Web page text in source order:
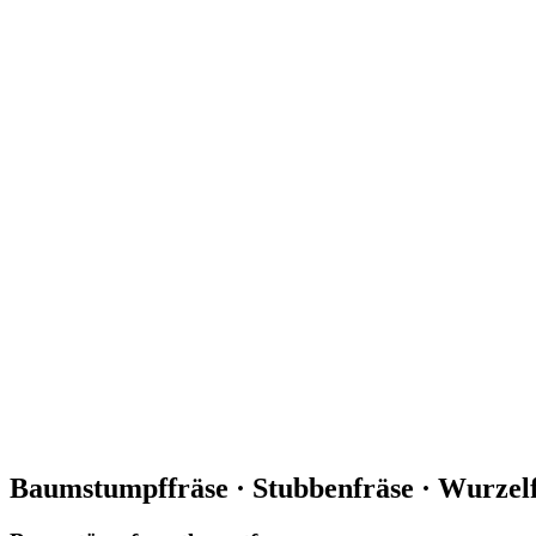
Baumstumpffräse · Stubbenfräse ·